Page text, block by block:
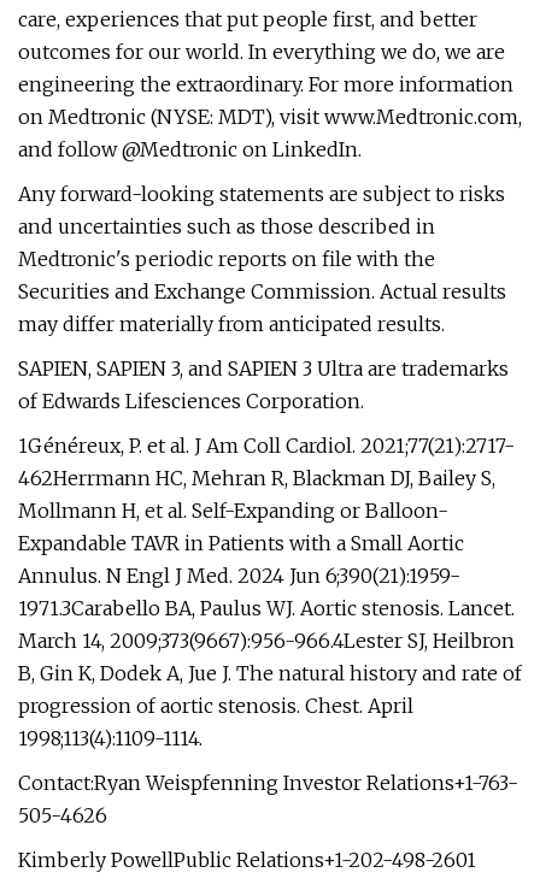
care, experiences that put people first, and better
outcomes for our world. In everything we do, we are
engineering the extraordinary. For more information
on Medtronic (NYSE: MDT), visit www.Medtronic.com,
and follow @Medtronic on LinkedIn.
Any forward-looking statements are subject to risks
and uncertainties such as those described in
Medtronic's periodic reports on file with the
Securities and Exchange Commission. Actual results
may differ materially from anticipated results.
SAPIEN, SAPIEN 3, and SAPIEN 3 Ultra are trademarks
of Edwards Lifesciences Corporation.
1Généreux, P. et al. J Am Coll Cardiol. 2021;77(21):2717-
462Herrmann HC, Mehran R, Blackman DJ, Bailey S,
Mollmann H, et al. Self-Expanding or Balloon-
Expandable TAVR in Patients with a Small Aortic
Annulus. N Engl J Med. 2024 Jun 6;390(21):1959-
1971.3Carabello BA, Paulus WJ. Aortic stenosis. Lancet.
March 14, 2009;373(9667):956-966.4Lester SJ, Heilbron
B, Gin K, Dodek A, Jue J. The natural history and rate of
progression of aortic stenosis. Chest. April
1998;113(4):1109-1114.
Contact:Ryan Weispfenning Investor Relations+1-763-
505-4626
Kimberly PowellPublic Relations+1-202-498-2601